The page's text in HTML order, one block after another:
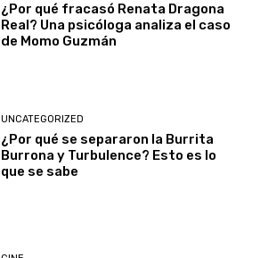
¿Por qué fracasó Renata Dragona
Real? Una psicóloga analiza el caso
de Momo Guzmán
UNCATEGORIZED
¿Por qué se separaron la Burrita
Burrona y Turbulence? Esto es lo
que se sabe